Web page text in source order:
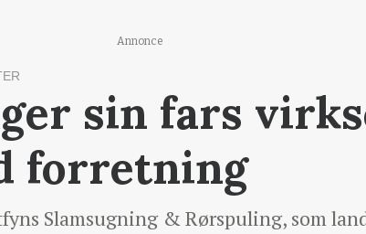
Annonce
sin fars
forretning
Slamsugning & Rørspuling, som